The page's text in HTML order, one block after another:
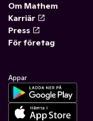
Om Mathem
Karriär
Press
För företag
Appar